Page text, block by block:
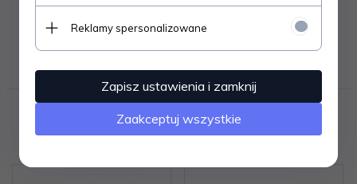
OPINIE KLIENTÓW
Polecamy
Reklamy spersonalizowane
Zapisz ustawienia i zamknij
Zaakceptuj wszystkie